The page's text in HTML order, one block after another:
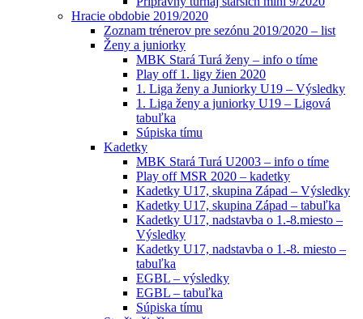
Hracie obdobie 2019/2020
Zoznam trénerov pre sezónu 2019/2020 – list
Ženy a juniorky
MBK Stará Turá ženy – info o tíme
Play off 1. ligy žien 2020
1. Liga ženy a Juniorky U19 – Výsledky
1. Liga ženy a juniorky U19 – Ligová
tabuľka
Súpiska tímu
Kadetky
MBK Stará Turá U2003 – info o tíme
Play off MSR 2020 – kadetky
Kadetky U17, skupina Západ – Výsledky
Kadetky U17, skupina Západ – tabuľka
Kadetky U17, nadstavba o 1.-8.miesto –
Výsledky
Kadetky U17, nadstavba o 1.-8. miesto –
tabuľka
EGBL – výsledky
EGBL – tabuľka
Súpiska tímu